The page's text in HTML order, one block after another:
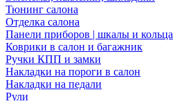
Тюнинг салона
Отделка салона
Панели приборов | шкалы и кольца
Коврики в салон и багажник
Ручки КПП и замки
Накладки на пороги в салон
Накладки на педали
Рули